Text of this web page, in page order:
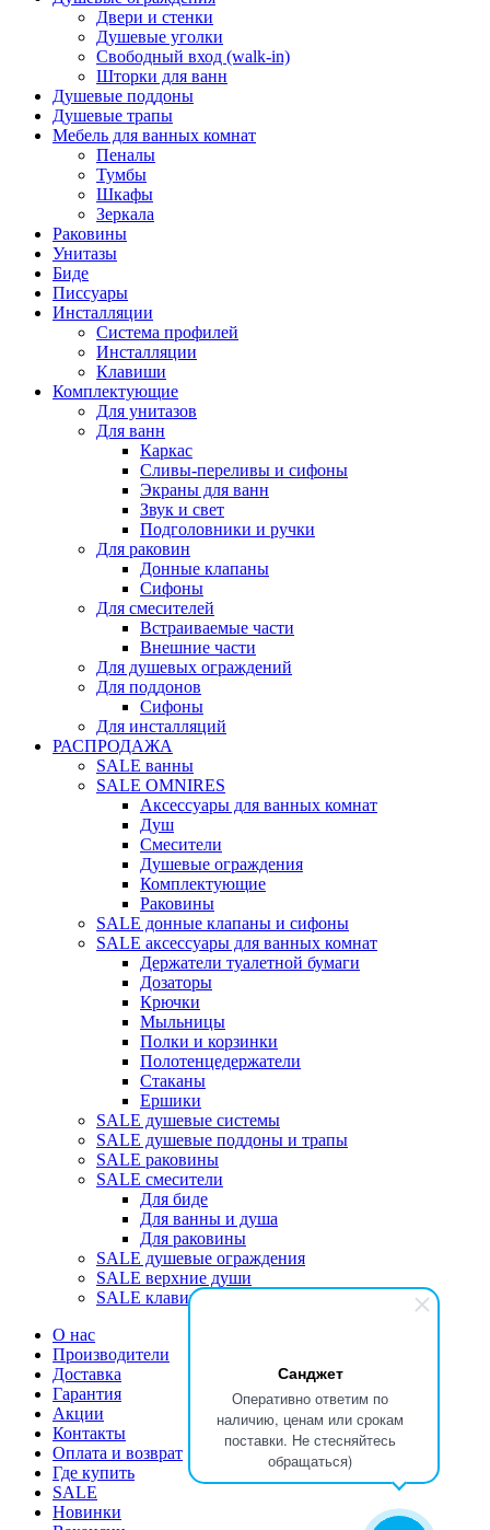
Санджет
Оперативно ответим по
наличию, ценам или срокам
поставки. Не стесняйтесь
обращаться)
Двери и стенки
Душевые уголки
Свободный вход (walk-in)
Шторки для ванн
Душевые поддоны
Душевые трапы
Мебель для ванных комнат
Пеналы
Тумбы
Шкафы
Зеркала
Раковины
Унитазы
Биде
Писсуары
Инсталляции
Система профилей
Инсталляции
Клавиши
Комплектующие
Для унитазов
Для ванн
Каркас
Сливы-переливы и сифоны
Экраны для ванн
Звук и свет
Подголовники и ручки
Для раковин
Донные клапаны
Сифоны
Для смесителей
Встраиваемые части
Внешние части
Для душевых ограждений
Для поддонов
Сифоны
Для инсталляций
РАСПРОДАЖА
SALE ванны
SALE OMNIRES
Аксессуары для ванных комнат
Душ
Смесители
Душевые ограждения
Комплектующие
Раковины
SALE донные клапаны и сифоны
SALE аксессуары для ванных комнат
Держатели туалетной бумаги
Дозаторы
Крючки
Мыльницы
Полки и корзинки
Полотенцедержатели
Стаканы
Ершики
SALE душевые системы
SALE душевые поддоны и трапы
SALE раковины
SALE смесители
Для биде
Для ванны и душа
Для раковины
SALE душевые ограждения
SALE верхние души
SALE клавиши
О нас
Производители
Доставка
Гарантия
Акции
Контакты
Оплата и возврат
Где купить
SALE
Новинки